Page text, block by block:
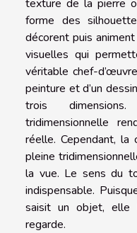
texture de la pierre
forme des
décorent puis
visuelles qui
véritable chef-
peinture et d’un
trois
tridimensionnelle
réelle. Cependant, la
pleine
la vue. Le sens du
indispensable.
saisit un objet, elle
regarde.